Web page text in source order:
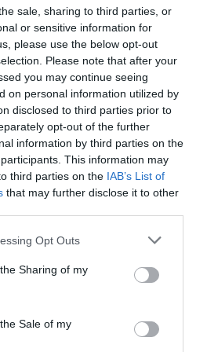
sale, sharing to third parties, or
or sensitive information for
please use the below opt-out
Please note that after your
you may continue seeing
on personal information utilized by
disclosed to third parties prior to
opt-out of the further
information by third parties on the
This information may
third parties on the IAB’s List of
that may further disclose it to other
app uses one or more Google
usage behaviour. You may click to
and its third-party tags to
purposes in below Google
Opt Outs
Sharing of my
Sale of my
com evento que junta música,
Funchal